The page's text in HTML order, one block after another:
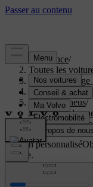
Assistance/
Toutes les
XC40
Manuel de
Roues et pneus/
Pression de
Position de
Soutien personnalisé
voiture.
Connexion